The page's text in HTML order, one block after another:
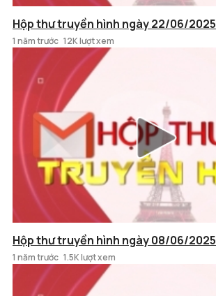
Hộp thư truyền hình ngày 22/06/2025
1 năm trước 12K lượt xem
Hộp thư truyền hình ngày 08/06/2025
1 năm trước 1.5K lượt xem